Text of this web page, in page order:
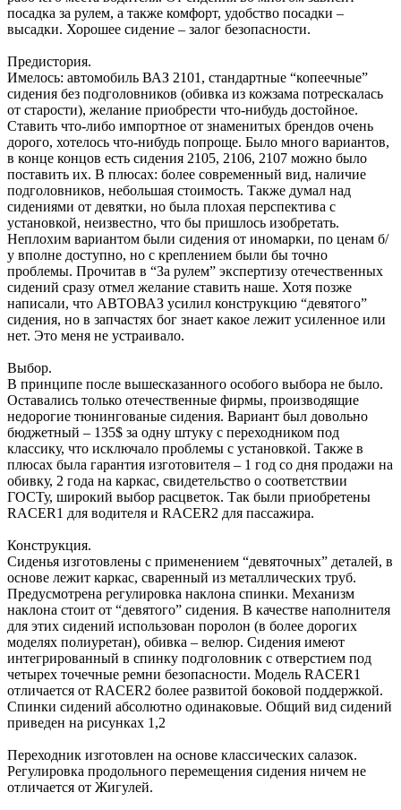
посадка за рулем, а также комфорт, удобство посадки –
высадки. Хорошее сидение – залог безопасности.
Предистория.
Имелось: автомобиль ВАЗ 2101, стандартные “копеечные”
сидения без подголовников (обивка из кожзама потрескалась
от старости), желание приобрести что-нибудь достойное.
Ставить что-либо импортное от знаменитых брендов очень
дорого, хотелось что-нибудь попроще. Было много вариантов,
в конце концов есть сидения 2105, 2106, 2107 можно было
поставить их. В плюсах: более современный вид, наличие
подголовников, небольшая стоимость. Также думал над
сидениями от девятки, но была плохая перспектива с
установкой, неизвестно, что бы пришлось изобретать.
Неплохим вариантом были сидения от иномарки, по ценам б/
у вполне доступно, но с креплением были бы точно
проблемы. Прочитав в “За рулем” экспертизу отечественных
сидений сразу отмел желание ставить наше. Хотя позже
написали, что АВТОВАЗ усилил конструкцию “девятого”
сидения, но в запчастях бог знает какое лежит усиленное или
нет. Это меня не устраивало.
Выбор.
В принципе после вышесказанного особого выбора не было.
Оставались только отечественные фирмы, производящие
недорогие тюнингованые сидения. Вариант был довольно
бюджетный – 135$ за одну штуку с переходником под
классику, что исключало проблемы с установкой. Также в
плюсах была гарантия изготовителя – 1 год со дня продажи на
обивку, 2 года на каркас, свидетельство о соответствии
ГОСТу, широкий выбор расцветок. Так были приобретены
RACER1 для водителя и RACER2 для пассажира.
Конструкция.
Сиденья изготовлены с применением “девяточных” деталей, в
основе лежит каркас, сваренный из металлических труб.
Предусмотрена регулировка наклона спинки. Механизм
наклона стоит от “девятого” сидения. В качестве наполнителя
для этих сидений использован поролон (в более дорогих
моделях полиуретан), обивка – велюр. Сидения имеют
интегрированный в спинку подголовник с отверстием под
четырех точечные ремни безопасности. Модель RACER1
отличается от RACER2 более развитой боковой поддержкой.
Спинки сидений абсолютно одинаковые. Общий вид сидений
приведен на рисунках 1,2
Переходник изготовлен на основе классических салазок.
Регулировка продольного перемещения сидения ничем не
отличается от Жигулей.